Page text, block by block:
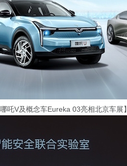
吒V及概念车Eureka 03亮相北京车展】